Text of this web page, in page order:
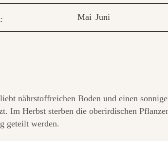
Mai Juni
nährstoffreichen Boden und einen
Im Herbst sterben die oberirdischen
geteilt werden.